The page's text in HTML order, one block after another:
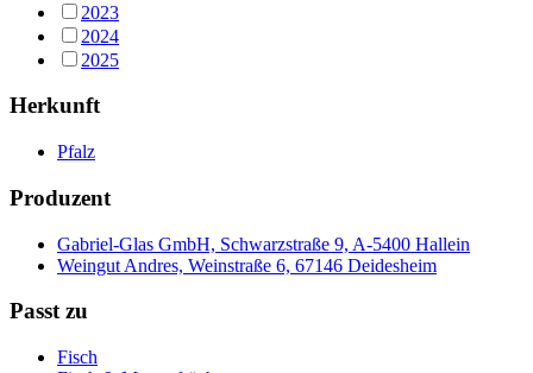
2023
2024
2025
Herkunft
Pfalz
Produzent
Gabriel-Glas GmbH, Schwarzstraße 9, A-5400 Hallein
Weingut Andres, Weinstraße 6, 67146 Deidesheim
Passt zu
Fisch